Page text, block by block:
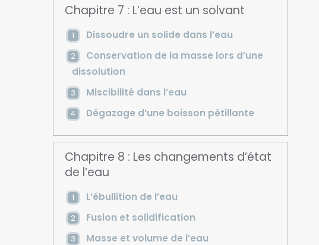
Chapitre 7 : L’eau est un solvant
Dissoudre un solide dans l’eau
Conservation de la masse lors d’une
dissolution
Miscibilité dans l’eau
Dégazage d’une boisson pétillante
Chapitre 8 : Les changements d’état
de l’eau
L’ébullition de l’eau
Fusion et solidification
Masse et volume de l’eau